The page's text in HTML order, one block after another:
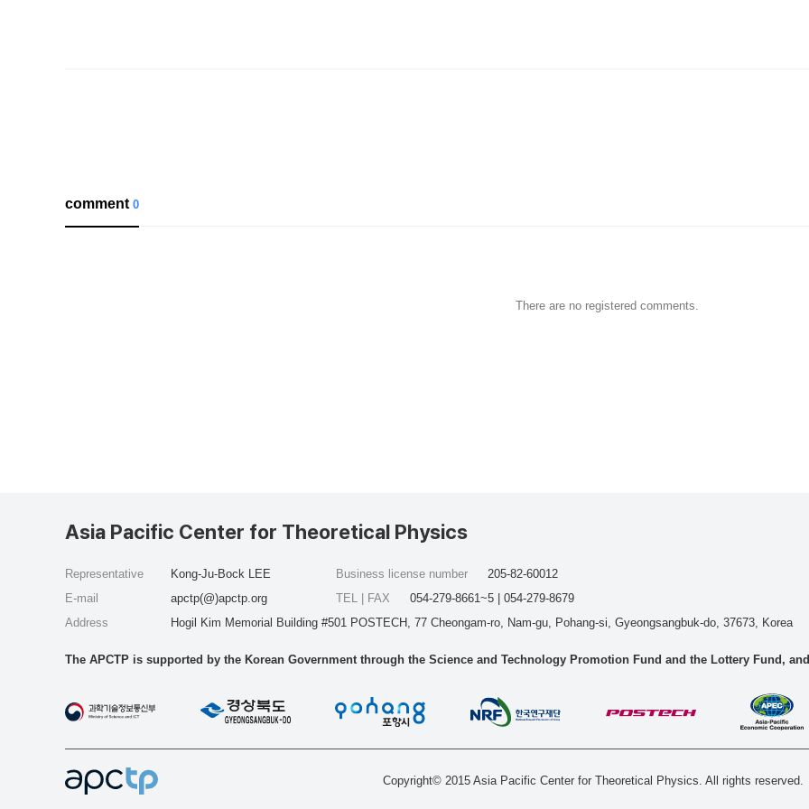
comment0
There are no registered comments.
Asia Pacific Center for Theoretical Physics
Representative
Kong-Ju-Bock LEE
E-mail
apctp(@)apctp.org
Address
Hogil Kim Memorial Building #501 POSTECH, 77 Cheongam-ro, Nam-gu, Pohang-si, Gyeongsangbuk-do, 37673, Korea
Business license number
205-82-60012
TEL | FAX
054-279-8661~5 | 054-279-8679
The APCTP is supported by the Korean Government through the Science and Technology Promotion Fund and the Lottery Fund,
Copyright© 2015 Asia Pacific Center for Theoretical Physics. All rights reserved.